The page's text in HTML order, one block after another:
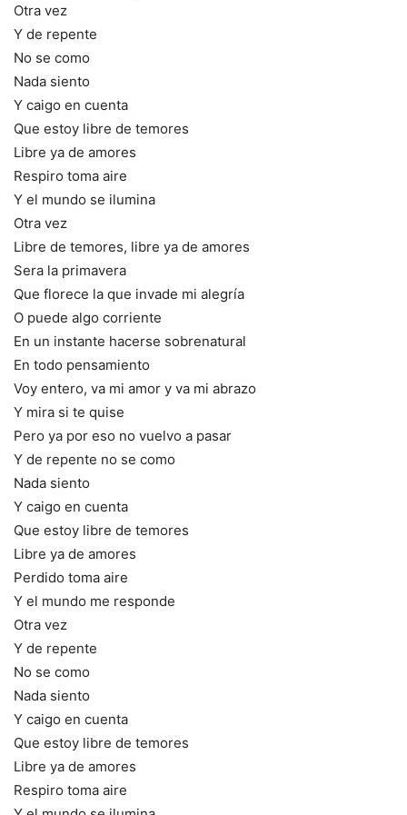
Otra vez
Y de repente
No se como
Nada siento
Y caigo en cuenta
Que estoy libre de temores
Libre ya de amores
Respiro toma aire
Y el mundo se ilumina
Otra vez
Libre de temores, libre ya de amores
Sera la primavera
Que florece la que invade mi alegría
O puede algo corriente
En un instante hacerse sobrenatural
En todo pensamiento
Voy entero, va mi amor y va mi abrazo
Y mira si te quise
Pero ya por eso no vuelvo a pasar
Y de repente no se como
Nada siento
Y caigo en cuenta
Que estoy libre de temores
Libre ya de amores
Perdido toma aire
Y el mundo me responde
Otra vez
Y de repente
No se como
Nada siento
Y caigo en cuenta
Que estoy libre de temores
Libre ya de amores
Respiro toma aire